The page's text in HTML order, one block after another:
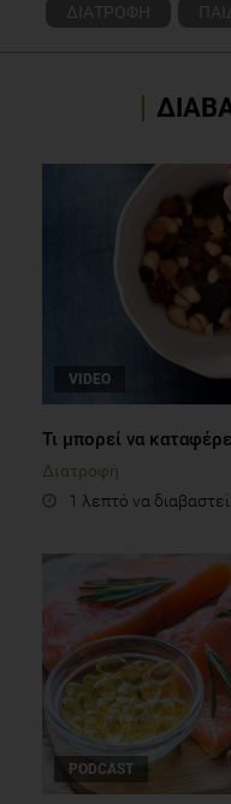
ΔΙΑΤΡΟΦΗ
VIDEO
Τι μπορεί να
Διατροφή
1 λεπτό να διαβαστεί
PODCAST